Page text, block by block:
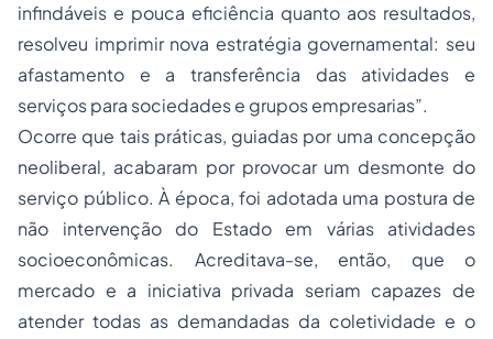
infindáveis e pouca eficiência quanto aos resultados,
resolveu imprimir nova estratégia governamental: seu
afastamento e a transferência das atividades e
serviços para sociedadese grupos empresarias”.
Ocorre que tais práticas, guiadas por uma concepção
neoliberal, acabaram por provocar um desmonte do
serviço público. À época, foi adotada uma postura de
não intervenção do Estado em várias atividades
socioeconômicas. Acreditava-se, então, que o
mercado e a iniciativa privada seriam capazes de
atender todas as demandadas da coletividade e o